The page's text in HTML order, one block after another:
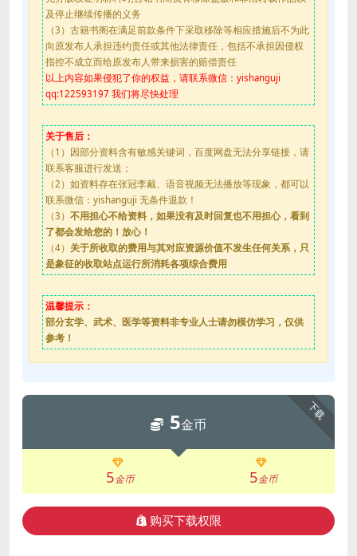
及停止继续传播的义务
（3）古籍书阁在满足前款条件下采取移除等相应措施后不为此
向原发布人承担违约责任或其他法律责任，包括不承担因侵权
指控不成立而给原发布人带来损害的赔偿责任
以上内容如果侵犯了你的权益，请联系微信：yishanguji
qq:122593197 我们将尽快处理
关于售后：
（1）因部分资料含有敏感关键词，百度网盘无法分享链接，请
联系客服进行发送；
（2）如资料存在张冠李戴、语音视频无法播放等现象，都可以
联系微信：yishanguji 无条件退款！
（3） 不用担心不给资料，如果没有及时回复也不用担心，看到
了都会发给您的！放心！
（4） 关于所收取的费用与其对应资源价值不发生任何关系，只
是象征的收取站点运行所消耗各项综合费用
温馨提示：
部分玄学、武术、医学等资料非专业人士请勿模仿学习，仅供
参考！
下载
5金币
5金币 5金币
购买下载权限